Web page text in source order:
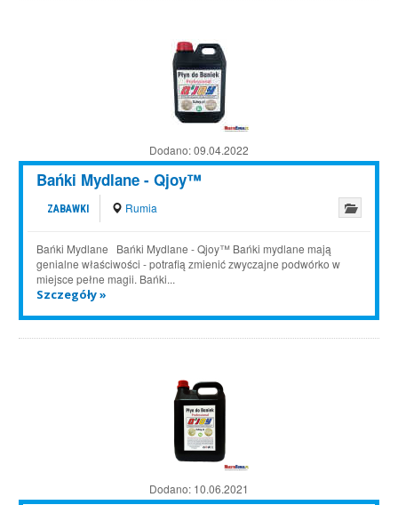
Dodano:09.04.2022
Bańki Mydlane - Qjoy™
ZABAWKI Rumia
Bańki Mydlane Bańki Mydlane - Qjoy™ Bańki mydlane mają
genialne właściwości - potrafią zmienić zwyczajne podwórko w
miejsce pełne magii. Bańki...
Szczegóły »
Dodano: 10.06.2021